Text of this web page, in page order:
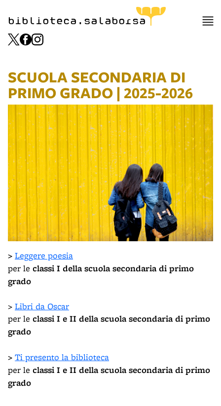
biblioteca.salaborsa
SCUOLA SECONDARIA DI
PRIMO GRADO | 2025-2026
> Leggere poesia
per le classi I della scuola secondaria di primo
grado
> Libri da Oscar
per le classi I e II della scuola secondaria di primo
grado
> Ti presento la biblioteca
per le classi I e II della scuola secondaria di primo
grado